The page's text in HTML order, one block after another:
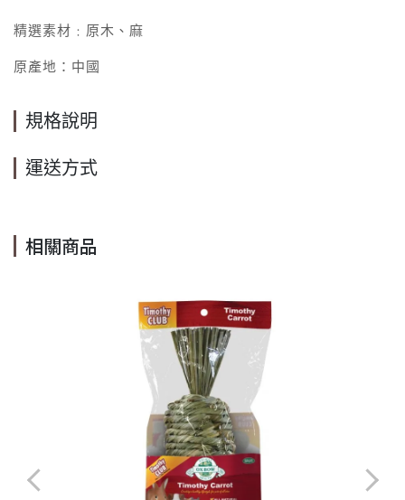
精選素材﹕ 原木、麻
原產地：中國
規格說明
運送方式
相關商品